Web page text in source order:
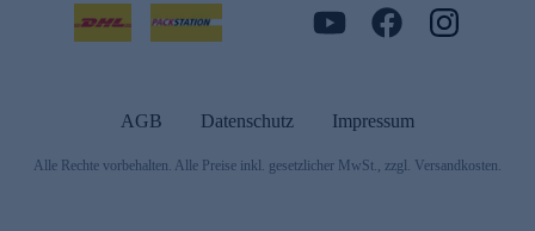
AGB Datenschutz Impressum
Alle Rechte vorbehalten. Alle Preise inkl. gesetzlicher MwSt., zzgl. Versandkosten.